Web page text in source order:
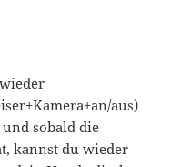
aus)
sobald die
kannst du wieder